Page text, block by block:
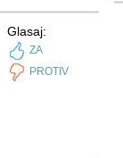
Glasaj:
ZA
PROTIV